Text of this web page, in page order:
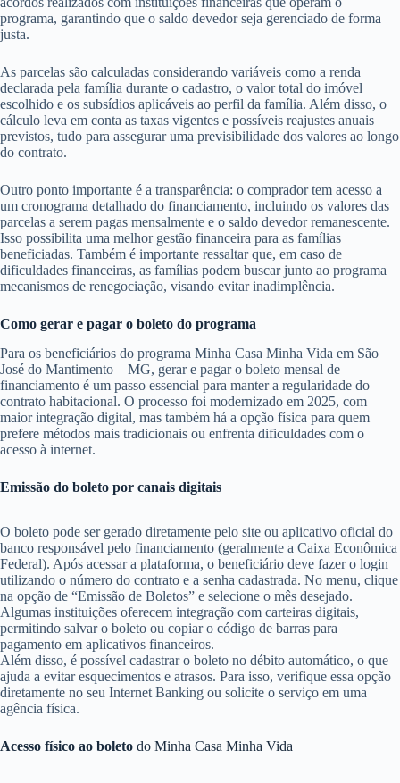
programa, garantindo que o saldo devedor seja gerenciado de forma
justa.
As parcelas são calculadas considerando variáveis como a renda
declarada pela família durante o cadastro, o valor total do imóvel
escolhido e os subsídios aplicáveis ao perfil da família. Além disso, o
cálculo leva em conta as taxas vigentes e possíveis reajustes anuais
previstos, tudo para assegurar uma previsibilidade dos valores ao longo
do contrato.
Outro ponto importante é a transparência: o comprador tem acesso a
um cronograma detalhado do financiamento, incluindo os valores das
parcelas a serem pagas mensalmente e o saldo devedor remanescente.
Isso possibilita uma melhor gestão financeira para as famílias
beneficiadas. Também é importante ressaltar que, em caso de
dificuldades financeiras, as famílias podem buscar junto ao programa
mecanismos de renegociação, visando evitar inadimplência.
Como gerar e pagar o boleto do programa
Para os beneficiários do programa Minha Casa Minha Vida em São
José do Mantimento – MG, gerar e pagar o boleto mensal de
financiamento é um passo essencial para manter a regularidade do
contrato habitacional. O processo foi modernizado em 2025, com
maior integração digital, mas também há a opção física para quem
prefere métodos mais tradicionais ou enfrenta dificuldades com o
acesso à internet.
Emissão do boleto por canais digitais
O boleto pode ser gerado diretamente pelo site ou aplicativo oficial do
banco responsável pelo financiamento (geralmente a Caixa Econômica
Federal). Após acessar a plataforma, o beneficiário deve fazer o login
utilizando o número do contrato e a senha cadastrada. No menu, clique
na opção de “Emissão de Boletos” e selecione o mês desejado.
Algumas instituições oferecem integração com carteiras digitais,
permitindo salvar o boleto ou copiar o código de barras para
pagamento em aplicativos financeiros.
Além disso, é possível cadastrar o boleto no débito automático, o que
ajuda a evitar esquecimentos e atrasos. Para isso, verifique essa opção
diretamente no seu Internet Banking ou solicite o serviço em uma
agência física.
Acesso físico ao boleto do Minha Casa Minha Vida